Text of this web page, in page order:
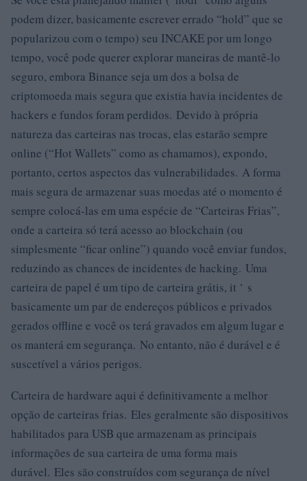
podem dizer, basicamente escrever errado “hold” que se
popularizou com o tempo) seu INCAKE por um longo
tempo, você pode querer explorar maneiras de mantê-lo
seguro, embora Binance seja um dos a bolsa de
criptomoeda mais segura que existia havia incidentes de
hackers e fundos foram perdidos. Devido à própria
natureza das carteiras nas trocas, elas estarão sempre
online (“Hot Wallets” como as chamamos), expondo,
portanto, certos aspectos das vulnerabilidades. A forma
mais segura de armazenar suas moedas até o momento é
sempre colocá-las em uma espécie de “Carteiras Frias”,
onde a carteira só terá acesso ao blockchain (ou
simplesmente “ficar online”) quando você enviar fundos,
reduzindo as chances de incidentes de hacking. Uma
carteira de papel é um tipo de carteira grátis, it ‘ s
basicamente um par de endereços públicos e privados
gerados offline e você os terá gravados em algum lugar e
os manterá em segurança. No entanto, não é durável e é
suscetível a vários perigos.
Carteira de hardware aqui é definitivamente a melhor
opção de carteiras frias. Eles geralmente são dispositivos
habilitados para USB que armazenam as principais
informações de sua carteira de uma forma mais
durável. Eles são construídos com segurança de nível